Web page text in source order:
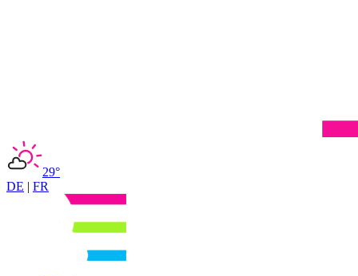
29°
DE | FR